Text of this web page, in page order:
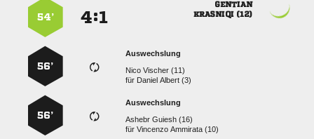

 
:
54’
Auswechslung
  
für   
56’
Auswechslung
  
für  
56’